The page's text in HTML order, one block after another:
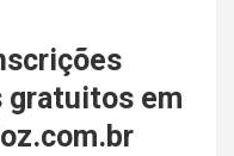
gratuitos em